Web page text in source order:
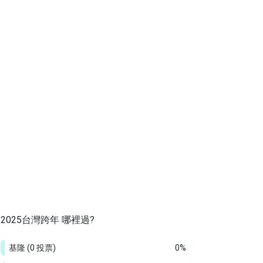
2025台灣跨年 哪裡過?
0%
基隆 (0 投票)